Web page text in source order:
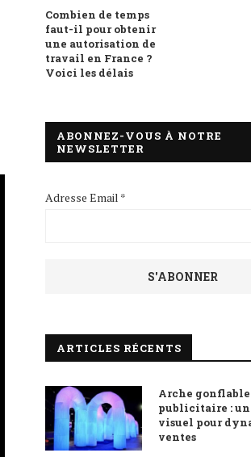
Combien de temps
faut-il pour obtenir
une autorisation de
travail en France ?
Voici les délais
ABONNEZ-VOUS À NOTRE
NEWSLETTER
Adresse Email *
ARTICLES RÉCENTS
Arche gonflable
publicitaire : un
visuel pour
ventes